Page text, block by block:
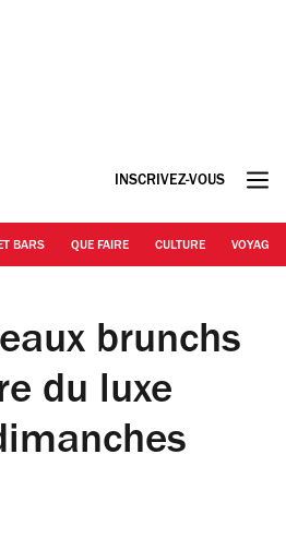
INSCRIVEZ-VOUS
BARS QUE FAIRE CULTURE VOYAGE
brunchs
du luxe